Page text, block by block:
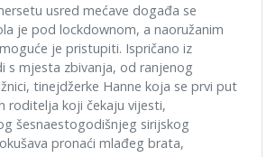
usred mećave događa se
je pod lockdownom, a naoružanim
je pristupiti. Ispričano iz
s mjesta zbivanja, od ranjenog
tinejdžerke Hanne koja se prvi put
roditelja koji čekaju vijesti,
šesnaestogodišnjeg sirijskog
pronaći mlađeg brata,